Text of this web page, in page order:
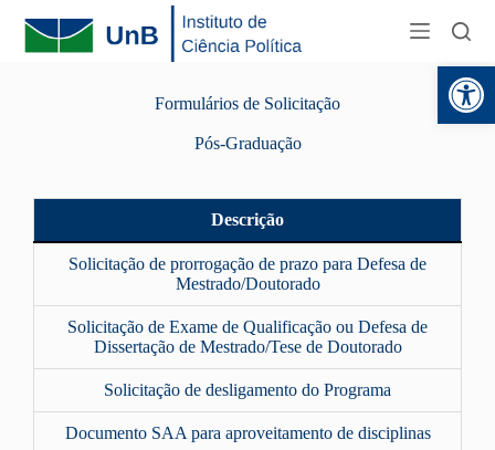
Formulários de Solicitação
Pós-Graduação
Descrição
Solicitação de prorrogação de prazo para Defesa de
Mestrado/Doutorado
Solicitação de Exame de Qualificação ou Defesa de
Dissertação de Mestrado/Tese de Doutorado
Solicitação de desligamento do Programa
Documento SAA para aproveitamento de disciplinas